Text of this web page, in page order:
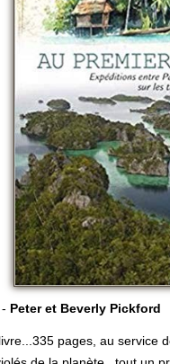
- Peter et Beverly Pickford
pages, au service